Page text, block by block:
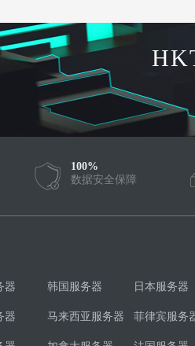
100%
数据安全保障
器 韩国服务器 日本服务器
器 马来西亚服务器 菲律宾服务